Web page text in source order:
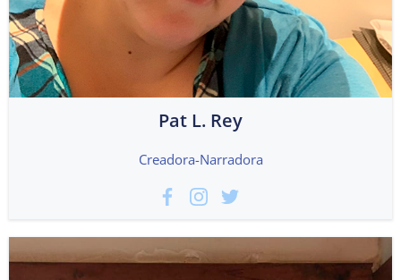
Pat L. Rey
Creadora-Narradora